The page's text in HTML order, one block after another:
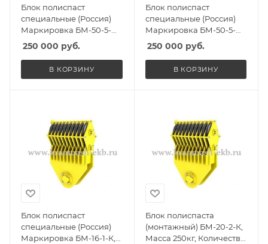
Блок полиспаст
специальные (Россия)
Маркировка БМ-50-5-
СГО, Масса 360кг,
Количество роликов 5, Г/
п 32т
250 000 руб.
В КОРЗИНУ
Блок полиспаст
специальные (Россия)
Маркировка БМ-50-5-
ССО, Масса 360кг,
Количество роликов 5, Г/
п 32т
250 000 руб.
В КОРЗИНУ
Блок полиспаст
специальные (Россия)
Маркировка БМ-16-1-К,
Блок полиспаста
(монтажный) БМ-20-2-К,
Масса 250кг, Количество